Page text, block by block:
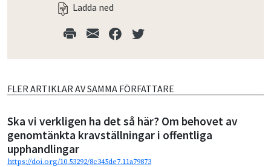
Ladda ned
FLER ARTIKLAR AV SAMMA FÖRFATTARE
Ska vi verkligen ha det så här? Om behovet av
genomtänkta kravställningar i offentliga
upphandlingar
https://doi.org/10.53292/8c345de7.11a79873